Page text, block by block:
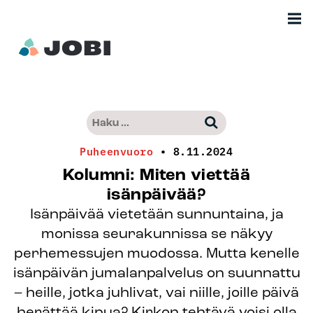
Haku:
Kun tuloksia tulee, voit selata niitä
Puheenvuoro • 8.11.2024
Kolumni: Miten viettää
isänpäivää?
Isänpäivää vietetään sunnuntaina, ja
monissa seurakunnissa se näkyy
perhemessujen muodossa. Mutta kenelle
isänpäivän jumalanpalvelus on suunnattu
– heille, jotka juhlivat, vai niille, joille päivä